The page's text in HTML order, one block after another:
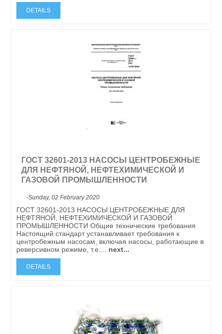
DETAILS
ГОСТ 32601-2013 НАСОСЫ ЦЕНТРОБЕЖНЫЕ
ДЛЯ НЕФТЯНОЙ, НЕФТЕХИМИЧЕСКОЙ И
ГАЗОВОЙ ПРОМЫШЛЕННОСТИ
-Sunday, 02 February 2020
ГОСТ 32601-2013 НАСОСЫ ЦЕНТРОБЕЖНЫЕ ДЛЯ
НЕФТЯНОЙ, НЕФТЕХИМИЧЕСКОЙ И ГАЗОВОЙ
ПРОМЫШЛЕННОСТИ Общие технические требования
Настоящий стандарт устанавливает требования к
центробежным насосам, включая насосы, работающие в
реверсивном режиме, т.е.... next...
DETAILS